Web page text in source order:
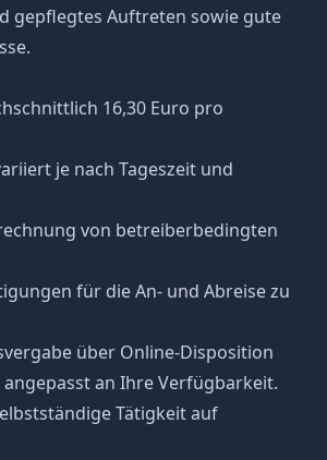
gepflegtes Auftreten sowie gute
16,30 Euro pro
je nach Tageszeit und
von betreiberbedingten
für die An- und Abreise zu
über Online-Disposition
an Ihre Verfügbarkeit.
Tätigkeit auf